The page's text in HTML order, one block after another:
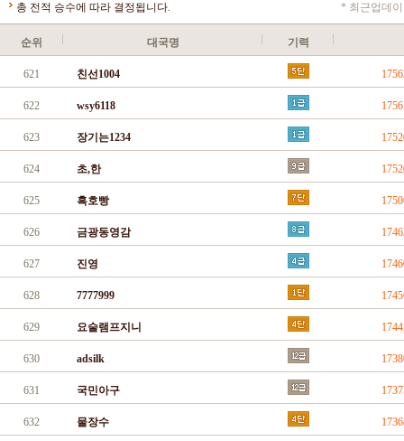
총 전적 승수에 따라 결정됩니다. * 최근업데이
순위 대국명 기력
621 친선1004
622 wsy6118
623 장기는1234
624 초,한
625 흑호빵
626 금광동영감
627 진영
628 7777999
629 요술램프지니
630 adsilk
631 국민아구
632 물장수